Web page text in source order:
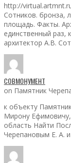
http://
Сотников. бронза,
площадь. Факты.
единственный раз,
архитектор А.В.
СОВМОНУМЕНТ
on Памятник
к объекту
Мирону
область Найти
Черепановым Е. А.